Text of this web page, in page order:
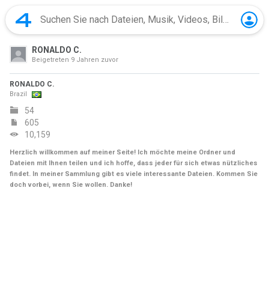
RONALDO C.
Beigetreten 9 Jahren zuvor
RONALDO C.
Brazil
54
605
10,159
Herzlich willkommen auf meiner Seite! Ich möchte meine Ordner und
Dateien mit Ihnen teilen und ich hoffe, dass jeder für sich etwas nützliches
findet. In meiner Sammlung gibt es viele interessante Dateien. Kommen Sie
doch vorbei, wenn Sie wollen. Danke!